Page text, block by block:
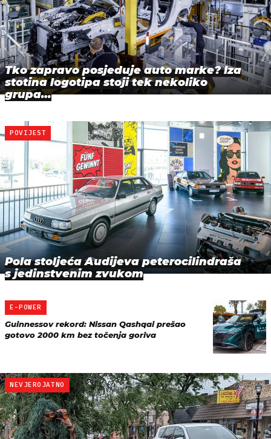
Tko zapravo posjeduje auto marke? Iza
stotina logotipa stoji tek nekoliko
grupa…
POVIJEST
Pola stoljeća Audijeva peterocilindraša
s jedinstvenim zvukom
E-POWER
Guinnessov rekord: Nissan Qashqai prešao
gotovo 2000 km bez točenja goriva
NEVJEROJATNO